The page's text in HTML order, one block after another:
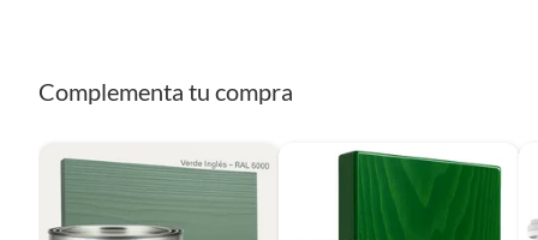
Complementa tu compra para un
Complementa tu compra